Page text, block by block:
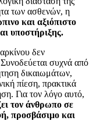
των ασθενών, η
και αξιόπιστο
υποστήριξης.
δεν
συχνά από
δικαιωμάτων,
πίεση, πρακτικά
Για τον λόγο αυτό,
τον άνθρωπο σε
προσβάσιμο και